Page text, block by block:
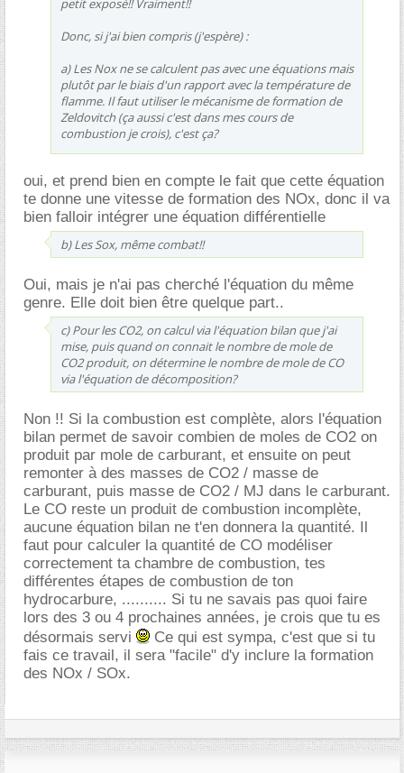
petit exposé!! Vraiment!!
Donc, si j'ai bien compris (j'espère) :
a) Les Nox ne se calculent pas avec une équations mais
plutôt par le biais d'un rapport avec la température de
flamme. Il faut utiliser le mécanisme de formation de
Zeldovitch (ça aussi c'est dans mes cours de
combustion je crois), c'est ça?
oui, et prend bien en compte le fait que cette équation
te donne une vitesse de formation des NOx, donc il va
bien falloir intégrer une équation différentielle
b) Les Sox, même combat!!
Oui, mais je n'ai pas cherché l'équation du même
genre. Elle doit bien être quelque part..
c) Pour les CO2, on calcul via l'équation bilan que j'ai
mise, puis quand on connait le nombre de mole de
CO2 produit, on détermine le nombre de mole de CO
via l'équation de décomposition?
Non !! Si la combustion est complète, alors l'équation
bilan permet de savoir combien de moles de CO2 on
produit par mole de carburant, et ensuite on peut
remonter à des masses de CO2 / masse de
carburant, puis masse de CO2 / MJ dans le carburant.
Le CO reste un produit de combustion incomplète,
aucune équation bilan ne t'en donnera la quantité. Il
faut pour calculer la quantité de CO modéliser
correctement ta chambre de combustion, tes
différentes étapes de combustion de ton
hydrocarbure, .......... Si tu ne savais pas quoi faire
lors des 3 ou 4 prochaines années, je crois que tu es
désormais servi
Ce qui est sympa, c'est que si tu
fais ce travail, il sera "facile" d'y inclure la formation
des NOx / SOx.